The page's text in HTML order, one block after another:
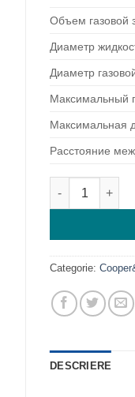
Объем газовой
Диаметр
Диаметр
Максимальный
Максимальная
Расстояние
Cantitate
Categorie:
DESCRIERE